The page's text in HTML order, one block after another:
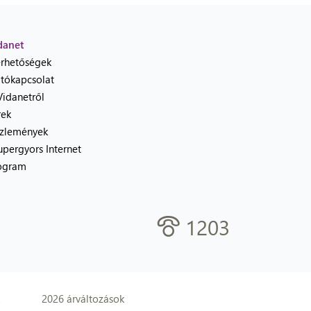
Internet
1203
2026 árváltozások